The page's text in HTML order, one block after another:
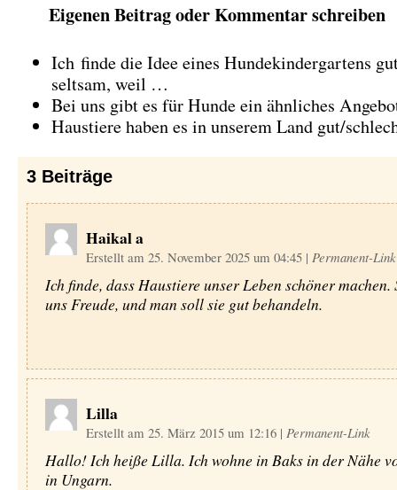
Eigenen Beitrag oder Kommentar schreiben
Ich finde die Idee eines Hundekindergartens
seltsam, weil …
Bei uns gibt es für Hunde ein ähnliches
Haustiere haben es in unserem Land gut/
3 Beiträge
Haikal a
Erstellt am 25. November 2025 um 04:45 | Permanent-Link
Ich finde, dass Haustiere unser Leben schöner machen.
uns Freude, und man soll sie gut behandeln.
Lilla
Erstellt am 25. März 2015 um 12:16 | Permanent-Link
Hallo! Ich heiße Lilla. Ich wohne in Baks in der Nähe
in Ungarn.